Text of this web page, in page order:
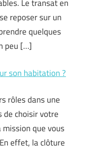
Le transat en
reposer sur un
quelques
peu […]
son habitation ?
rôles dans une
de choisir votre
que vous
effet, la clôture